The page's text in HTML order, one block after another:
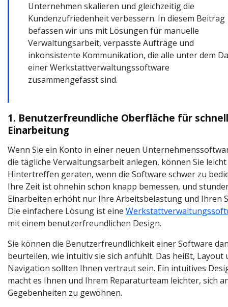
Unternehmen skalieren und gleichzeitig die
Kundenzufriedenheit verbessern. In diesem Beitrag
befassen wir uns mit Lösungen für manuelle
Verwaltungsarbeit, verpasste Aufträge und
inkonsistente Kommunikation, die alle unter dem
einer Werkstattverwaltungssoftware
zusammengefasst sind.
1. Benutzerfreundliche Oberfläche für
Einarbeitung
Wenn Sie ein Konto in einer neuen
die tägliche Verwaltungsarbeit anlegen, können Sie
Hintertreffen geraten, wenn die Software schwer zu
Ihre Zeit ist ohnehin schon knapp bemessen, und
Einarbeiten erhöht nur Ihre Arbeitsbelastung und Ihren
Die einfachere Lösung ist eine
mit einem benutzerfreundlichen Design.
Sie können die Benutzerfreundlichkeit einer Software
beurteilen, wie intuitiv sie sich anfühlt. Das heißt, Layout
Navigation sollten Ihnen vertraut sein. Ein intuitives
macht es Ihnen und Ihrem Reparaturteam leichter, sich
Gegebenheiten zu gewöhnen.